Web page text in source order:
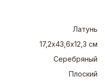
Латунь
17,2х43,6х12,3 см
Серебряный
Плоский